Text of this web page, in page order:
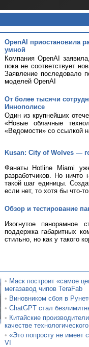
OpenAI приостановила
умной
Компания OpenAI
пока не соответствует
Заявление последовало
моделей OpenAI
От более тысячи
Иннополисе
Один из крупнейших
«Новые облачные
«Ведомости» со ссылкой
Kusan: City of Wolves —
Фанаты Hotline Miami
разработчиков. Но
такой шаг единицы.
если нет, то хотя бы что-
Обзор и тестирование
Изогнутое панорамное
поддержка габаритных
стильно, но как у такого
• Маск построит «самое
мегазавод чипов TeraFab
• Виновником сбоя в
• ChatGPT стал
• Китайские
качестве
• «Это попросту не имеет
VI